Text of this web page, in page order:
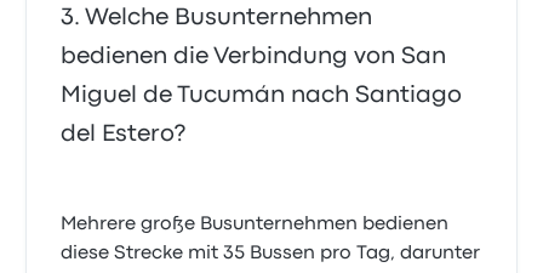
Welche Busunternehmen
bedienen die Verbindung von San
Miguel de Tucumán nach Santiago
del Estero?
Mehrere große Busunternehmen bedienen
diese Strecke mit 35 Bussen pro Tag, darunter